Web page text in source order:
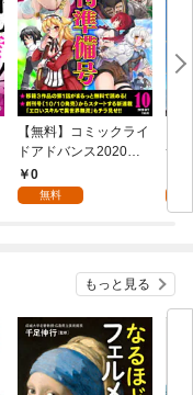
【無料】コミックライ
ドアドバンス2020年1
0月創刊準備号(vol.01)
0
無料
サ
もっと見る